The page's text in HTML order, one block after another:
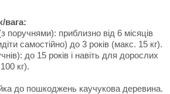
вага:
поручнями): приблизно від 6 місяців
самостійно) до 3 років (макс. 15 кг).
до 15 років і навіть для дорослих
кг).
до пошкоджень каучукова деревина.